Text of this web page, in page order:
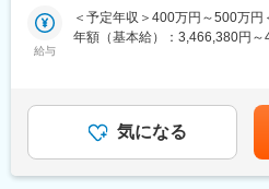
【従業員構成】
登用実績ありと性別問わず活躍
・ 副業OK、WワークOK、もち
でご入社いただいた方も多くい
にて総合職を募集します。今後
業を支える幹部候補である総合
・まずはグループ内の病院へ配
様々な経験を積んでいただきます
・病院内外での配置転換で適性
指す方、
の範囲：会社の定める事業所
給与
＜予定年収＞400万円～500万
年額（基本給）：3,466,380円～
補足＞※給与は経験やスキルに
1回※賞与：年俸制につき賞与の
金額であり、選考を通じて上下
は固定手当を含めた表記です。
気になる